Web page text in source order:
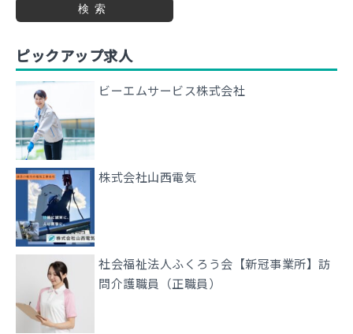
検索
ピックアップ求人
ビーエムサービス株式会社
株式会社山西電気
社会福祉法人ふくろう会【新冠事業所】訪
問介護職員（正職員）